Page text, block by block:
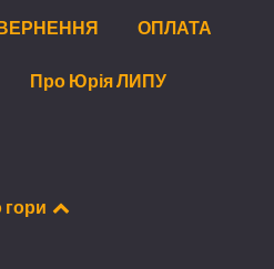
ОПЛАТА
Про Юрія ЛИПУ
гори